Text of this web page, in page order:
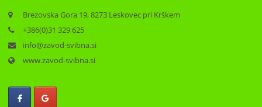
Brezovska Gora 19, 8273 Leskovec pri Krškem
+386(0)31 329 625
info@zavod-svibna.si
www.zavod-svibna.si